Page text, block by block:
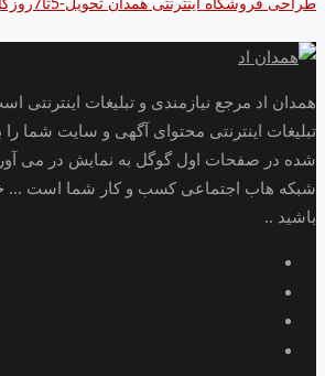
همدان اد مرجع نیازمندی و تبلیغات اینترنتی
تبلیغات اینترنتی محتوای آگهی و سایت شما
شده در صفحات اول گوگل به نمایش در می
شبکه هاب اجتماعی کسب و کار شما است ...
باشید ..